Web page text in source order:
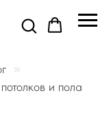
»
и пола